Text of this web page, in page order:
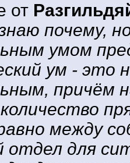
от
почему,
умом
ум - это
причём
между
отдел для